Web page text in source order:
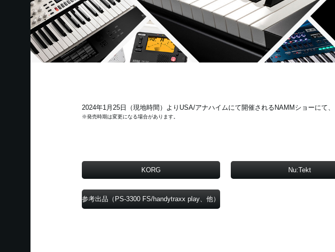
2024年1月25日（現地時間）よりUSA/アナハイムにて開催されるNAMMショーにて
※発売時期は変更になる場合があります。
KORG Nu:Tekt
参考出品（PS-3300 FS/handytraxx play、他）